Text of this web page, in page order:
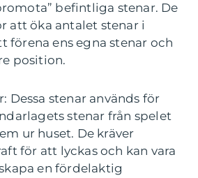
befintliga stenar. De
att öka antalet stenar i
förena ens egna stenar och
position.
Dessa stenar används för
stenar från spelet
ur huset. De kräver
för att lyckas och kan vara
en fördelaktig